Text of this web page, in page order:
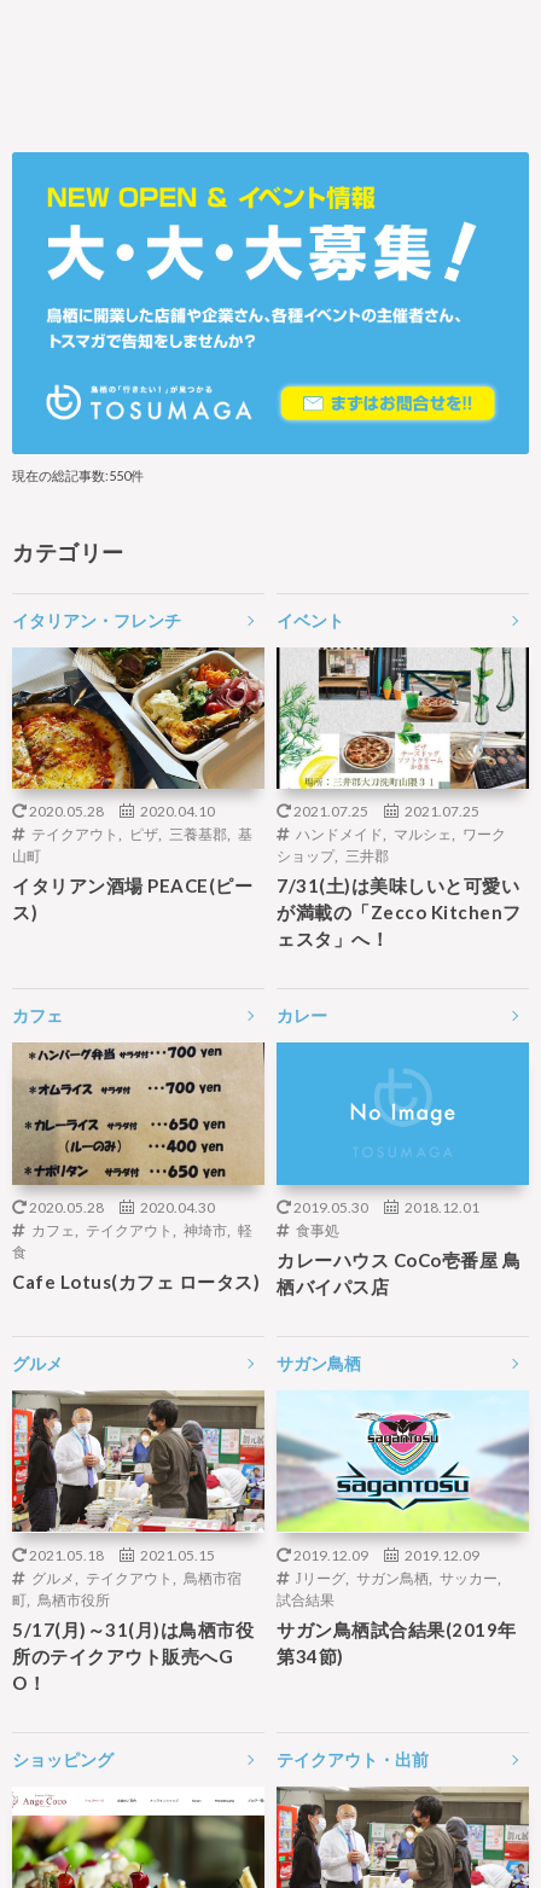
現在の総記事数:550件
カテゴリー
イタリアン・フレンチ
2020.05.28 2020.04.10
テイクアウト ピザ 三養基郡
基
山町
イタリアン酒場 PEACE(ピー
ス)
イベント
2021.07.25 2021.07.25
ハンドメイド マルシェ
ワーク
ショップ
三井郡
7/31(土)は美味しいと可愛い
が満載の「Zecco Kitchenフ
ェスタ」へ！
カフェ
2020.05.28 2020.04.30
カフェ テイクアウト 神埼市
軽
食
Cafe Lotus(カフェ ロータス)
カレー
2019.05.30 2018.12.01
食事処
カレーハウス CoCo壱番屋 鳥
栖バイパス店
グルメ
2021.05.18 2021.05.15
グルメ テイクアウト
鳥栖市宿
町
鳥栖市役所
5/17(月)～31(月)は鳥栖市役
所のテイクアウト販売へG
O！
サガン鳥栖
2019.12.09 2019.12.09
Jリーグ サガン鳥栖 サッカー
試合結果
サガン鳥栖試合結果(2019年
第34節)
ショッピング テイクアウト・出前